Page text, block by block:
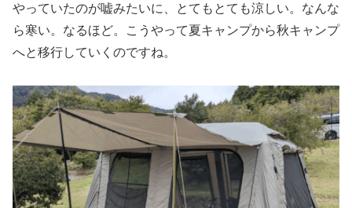
やっていたのが嘘みたいに、とてもとても涼しい。なんな
ら寒い。なるほど。こうやって夏キャンプから秋キャンプ
へと移行していくのですね。